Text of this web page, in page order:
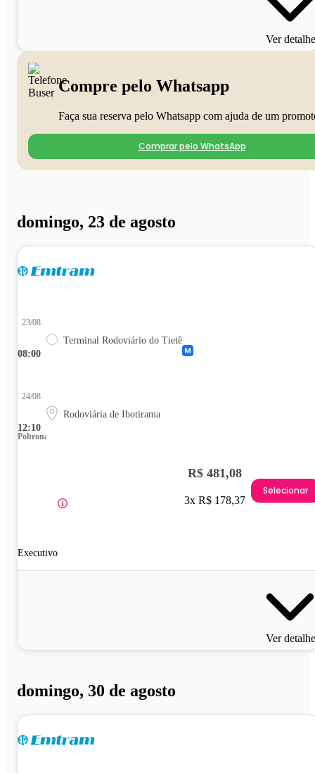
Ver
Compre pelo Whatsapp
Faça sua reserva pelo Whatsapp com ajuda de um
Comprar pelo WhatsApp
domingo, 23 de agosto
08:00
23/08
Terminal Rodoviário do Tietê
12:10
24/08
Rodoviária de Ibotirama
Poltrona
Executivo
R$ 481,08
3x R$ 178,37
Selecionar
Ver
domingo, 30 de agosto